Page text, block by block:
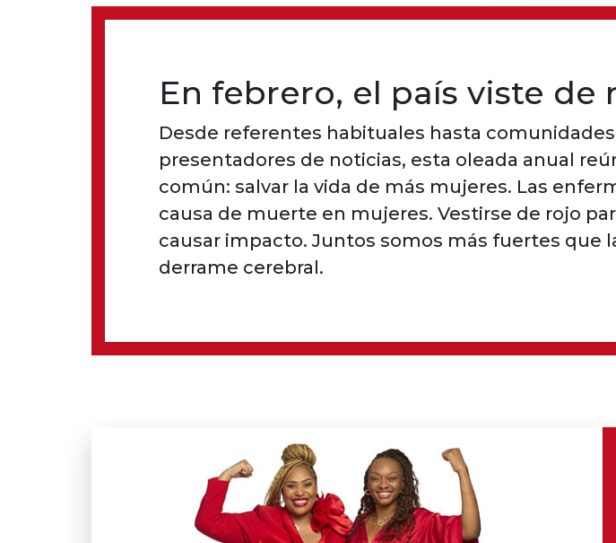
En febrero, el país viste de
Desde referentes habituales hasta
presentadores de noticias, esta oleada anual
común: salvar la vida de más mujeres. Las
causa de muerte en mujeres. Vestirse de rojo
causar impacto. Juntos somos más fuertes que
derrame cerebral.